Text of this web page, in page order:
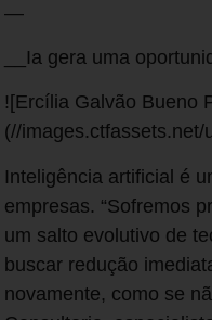
—
__Ia gera uma
![Ercília Galvão Bueno
(//
Inteligência artificial é
empresas. “Sofremos
um salto evolutivo de
buscar redução
novamente, como se